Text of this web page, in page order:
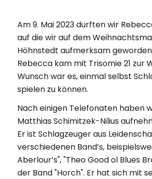
Am 9. Mai 2023 durften wir
auf die wir auf dem
Höhnstedt aufmerksam geworden
Rebecca kam mit Trisomie 21 zur
Wunsch war es, einmal selbst
spielen zu können.
Nach einigen Telefonaten haben
Matthias Schimitzek-Nilius
Er ist Schlagzeuger aus
verschiedenen Band’s,
Aberlour’s", "Theo Good ol Blues
der Band "Horch". Er hat sich mit